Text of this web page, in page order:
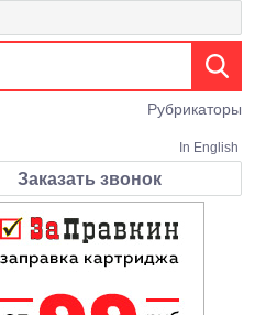
Рубрикаторы
In English
Заказать звонок